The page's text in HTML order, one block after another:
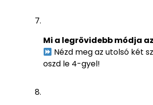
Mi a legrövidebb módja
Nézd meg az utolsó két
oszd le 4-gyel!